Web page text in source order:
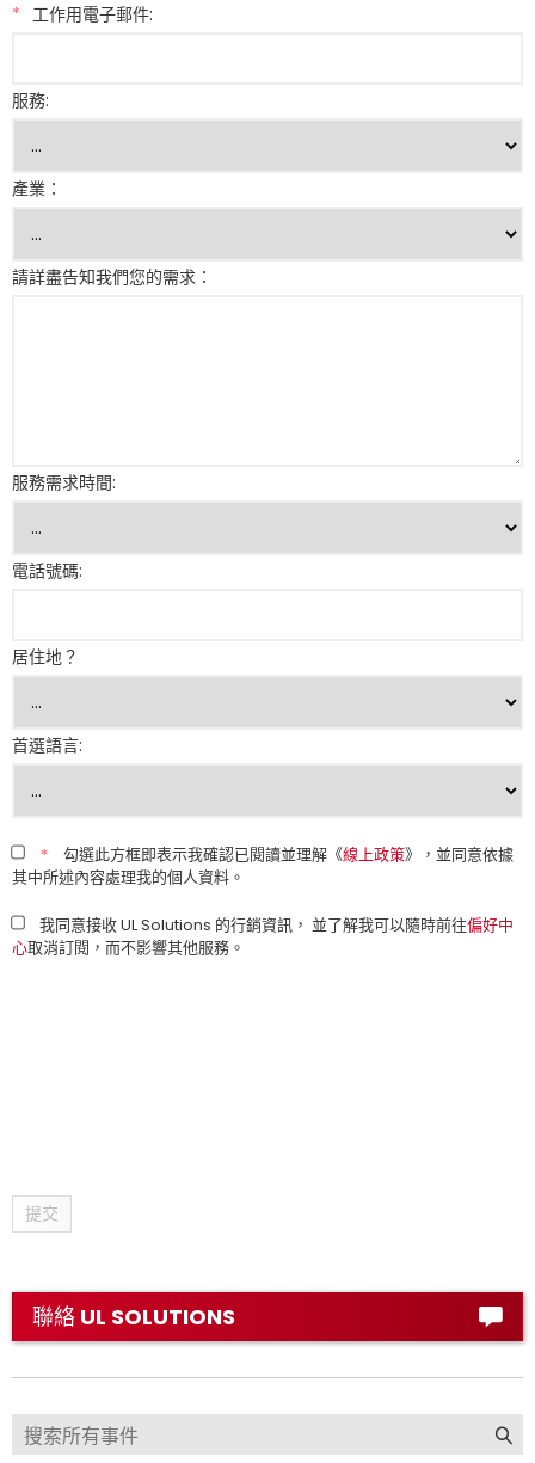
* 工作用電子郵件:
服務:
產業：
請詳盡告知我們您的需求：
服務需求時間:
電話號碼:
居住地？
首選語言:
* 勾選此方框即表示我確認已閱讀並理解《線上政策》，並同意依據
其中所述內容處理我的個人資料。
我同意接收 UL Solutions 的行銷資訊， 並了解我可以隨時前往偏好中
心取消訂閱，而不影響其他服務。
提交
聯絡 UL SOLUTIONS